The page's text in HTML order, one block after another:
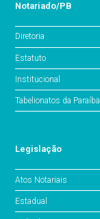
Notariado/PB
Diretoria
Estatuto
Institucional
Tabelionatos da Paraíba
Legislação
Atos Notariais
Estadual